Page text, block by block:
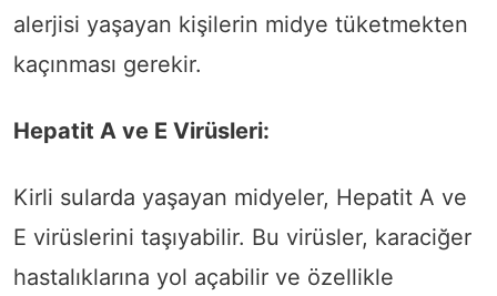
alerjisi yaşayan kişilerin midye tüketmekten
kaçınması gerekir.
Hepatit A ve E Virüsleri:
Kirli sularda yaşayan midyeler, Hepatit A ve
E virüslerini taşıyabilir. Bu virüsler, karaciğer
hastalıklarına yol açabilir ve özellikle